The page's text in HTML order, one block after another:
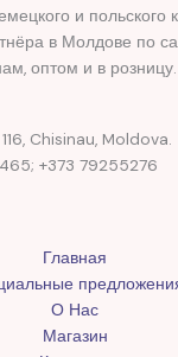
и польского
в Молдове по
оптом и в розницу.
Chisinau, Moldova.
+373 79255276
Главная
О Нас
Магазин